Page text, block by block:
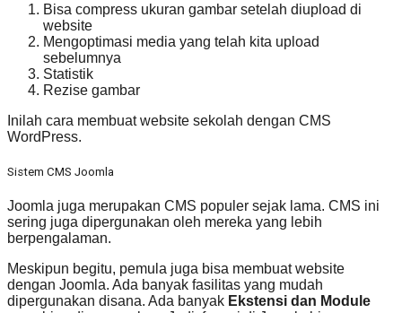
Bisa compress ukuran gambar setelah diupload di
website
Mengoptimasi media yang telah kita upload
sebelumnya
Statistik
Rezise gambar
Inilah cara membuat website sekolah dengan CMS
WordPress.
Sistem CMS Joomla
Joomla juga merupakan CMS populer sejak lama. CMS ini
sering juga dipergunakan oleh mereka yang lebih
berpengalaman.
Meskipun begitu, pemula juga bisa membuat website
dengan Joomla. Ada banyak fasilitas yang mudah
dipergunakan disana. Ada banyak Ekstensi dan Module